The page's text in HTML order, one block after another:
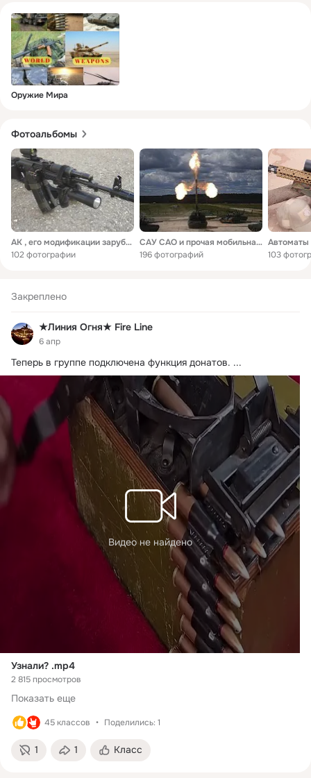
Оружие Мира
Фотоальбомы
АК , его модификации зарубежные клоны и переделки
102 фотографии
САУ САО и прочая мобильная артиллерия
196 фотографий
103
Закреплено
★Линия Огня★ Fire Line
6 апр
Теперь в группе подключена функция донатов. ...
Видео не найдено
Узнали? .mp4
2 815 просмотров
Показать еще
45 классов Поделились: 1
1 1 Класс